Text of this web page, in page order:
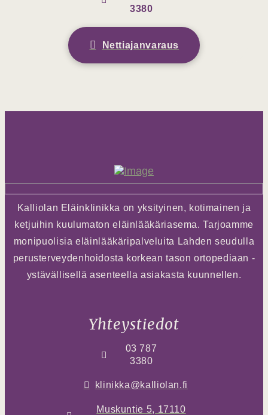
3380
Nettiajanvaraus
Kalliolan Eläinklinikka on yksityinen, kotimainen ja
ketjuihin kuulumaton eläinlääkäriasema. Tarjoamme
monipuolisia eläinlääkäripalveluita Lahden seudulla
perusterveydenhoidosta korkean tason ortopediaan -
ystävällisellä asenteella asiakasta kuunnellen.
Yhteystiedot
03 787
3380
klinikka@kalliolan.fi
Muskuntie 5, 17110